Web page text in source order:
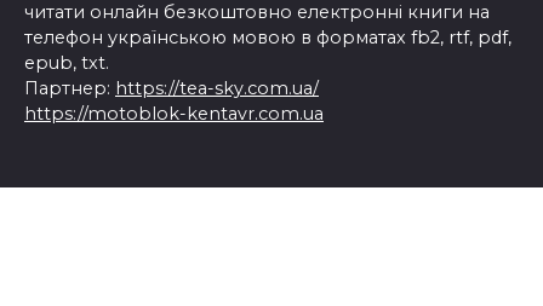
читати онлайн безкоштовно електронні книги на
телефон українською мовою в форматах fb2, rtf, pdf,
epub, txt.
Партнер: https://tea-sky.com.ua/
https://motoblok-kentavr.com.ua